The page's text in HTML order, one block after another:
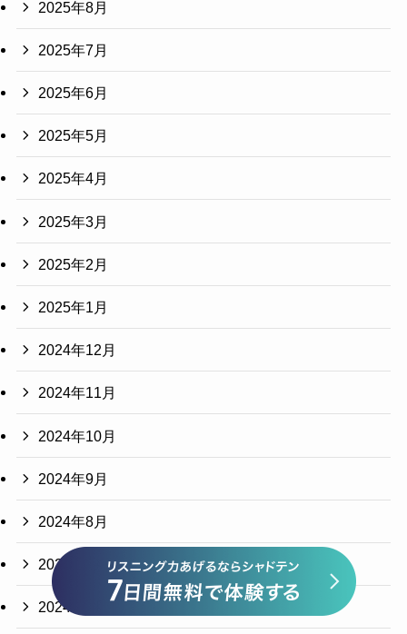
2025年8月
2025年7月
2025年6月
2025年5月
2025年4月
2025年3月
2025年2月
2025年1月
2024年12月
2024年11月
2024年10月
2024年9月
2024年8月
2024年7月
2024年6月